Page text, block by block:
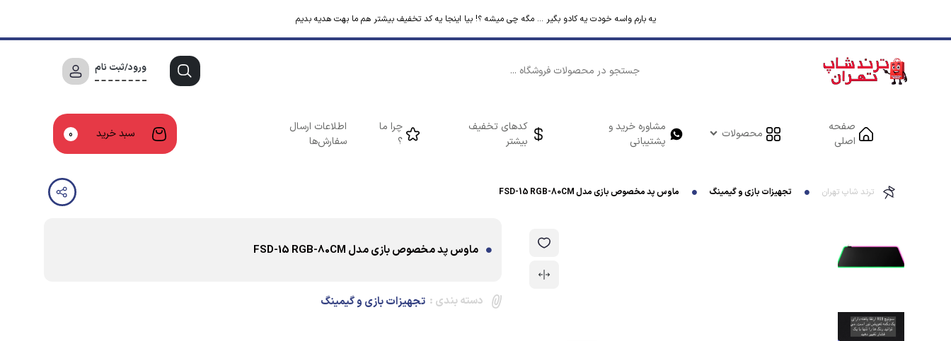
یه بارم واسه خودت یه کادو بگیر ... مگه چی میشه ؟! بیا اینجا یه کد تخفیف بیشتر هم ما بهت هدیه بدیم
ورود/ثبت نام
صفحه
اصلی
محصولات
مشاوره خرید و
پشتیبانی
کدهای تخفیف
بیشتر
چرا ما
؟
اطلاعات ارسال
سفارش‌ها
سبد خرید 0
ترند شاپ تهران تجهیزات بازی و گیمینگ ماوس پد مخصوص بازی مدل FSD-15 RGB-80CM
ماوس پد مخصوص بازی مدل FSD-15 RGB-80CM
دسته بندی : تجهیزات بازی و گیمینگ